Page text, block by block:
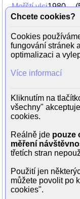
Mořští vlci1980
(kapitán Gavin
Moonraker1979
Špion, který mě
(James Bond)
Zlato1974 46
Muž se zlatou
(James Bond)
Muž, který
(Harold
Chcete cookies?
Cookies
fungování stránek
optimalizaci a
Více informací
Kliknutím na
všechny"
cookies.
Reálně jde pouze
měření
třetích stran
Použití jen
můžete povolit po
cookies".